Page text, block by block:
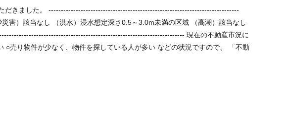
害）該当なし （洪水）浸水想定深さ0.5～3.0m未満の区域 （高潮）該当なし